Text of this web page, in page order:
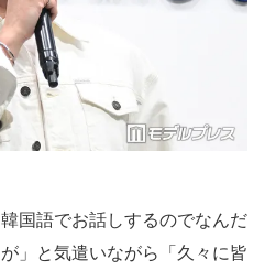
国語でお話しするのでなんだ
」と気遣いながら「久々に皆